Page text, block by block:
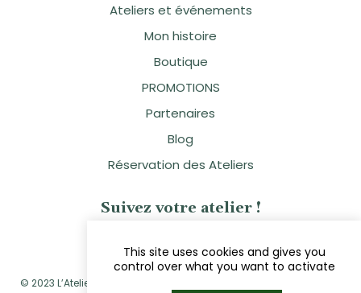
Ateliers et événements
Mon histoire
Boutique
PROMOTIONS
Partenaires
Blog
Réservation des Ateliers
Suivez votre atelier !
© 2023 L’Atelier Naturellement Vôtre - Sandra Clavier - Réalisé par
This site uses cookies and gives you
control over what you want to activate